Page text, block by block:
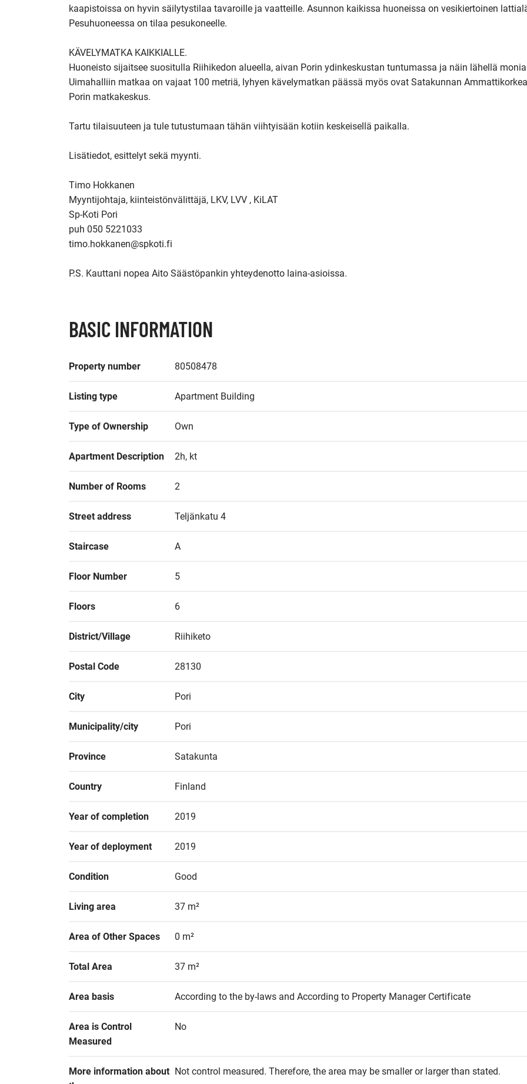
kaapistoissa on hyvin säilytystilaa tavaroille ja vaatteille. Asunnon kaikissa huoneissa on vesikiertoinen
Pesuhuoneessa on tilaa pesukoneelle.
KÄVELYMATKA KAIKKIALLE.
Huoneisto sijaitsee suositulla Riihikedon alueella, aivan Porin ydinkeskustan tuntumassa ja näin lähellä
Uimahalliin matkaa on vajaat 100 metriä, lyhyen kävelymatkan päässä myös ovat Satakunnan
Porin matkakeskus.
Tartu tilaisuuteen ja tule tutustumaan tähän viihtyisään kotiin keskeisellä paikalla.
Lisätiedot, esittelyt sekä myynti.
Timo Hokkanen
Myyntijohtaja, kiinteistönvälittäjä, LKV, LVV , KiLAT
Sp-Koti Pori
puh 050 5221033
timo.hokkanen@spkoti.fi
BASIC INFORMATION
Property number 80508478
Listing type Apartment Building
Type of Ownership Own
Apartment Description 2h, kt
Number of Rooms 2
Street address Teljänkatu 4
Staircase A
Floor Number 5
Floors 6
District/Village Riihiketo
Postal Code 28130
City Pori
Municipality/city Pori
Province Satakunta
Country Finland
Year of completion 2019
Year of deployment 2019
Condition Good
Living area 37 m²
Area of Other Spaces 0 m²
Total Area 37 m²
Area basis According to the by-laws and According to Property Manager Certificate
Area is Control
Measured
No
More information about Not control measured. Therefore, the area may be smaller or larger than stated.